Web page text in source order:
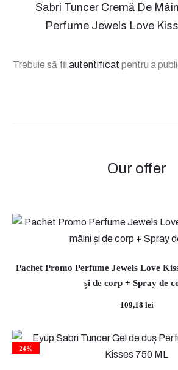
e
Sabri Tuncer Cremă De
Perfume Jewels Love
Trebuie să fii autentificat pentru a
Our offer
Pachet Promo Perfume Jewels Love
și de corp + Spray de
109,18 lei
24%